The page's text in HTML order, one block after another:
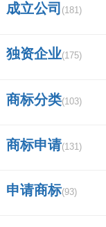
成立公司 (181)
独资企业(175)
商标分类(103)
商标申请(131)
申请商标(93)